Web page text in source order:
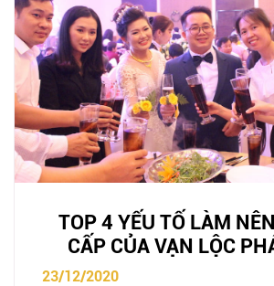
TOP 4 YẾU TỐ LÀM
CẤP CỦA VẠN LỘC
23/12/2020